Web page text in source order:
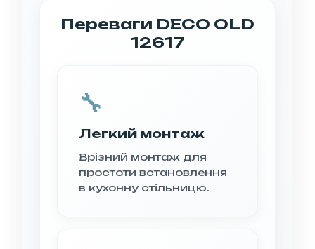
Переваги DECO OLD
12617
🔧
Легкий монтаж
Врізний монтаж для
простоти встановлення
в кухонну стільницю.